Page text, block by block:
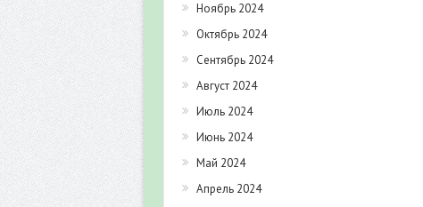
Ноябрь 2024
Октябрь 2024
Сентябрь 2024
Август 2024
Июль 2024
Июнь 2024
Май 2024
Апрель 2024